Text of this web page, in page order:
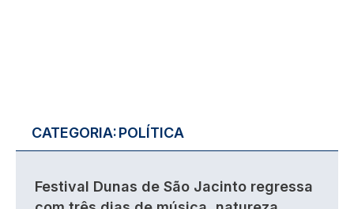
CATEGORIA:POLÍTICA
Festival Dunas de São Jacinto regressa